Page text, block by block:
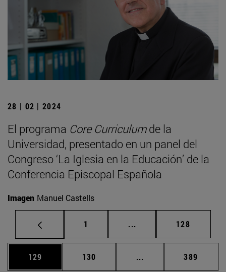
28 | 02 | 2024
El programa Core Curriculumde la
Universidad, presentado en un panel del
Congreso ‘La Iglesia en la Educación’ de la
Conferencia Episcopal Española
Imagen Manuel Castells
Página
1 ... Páginas intermedias
Página
128
Página
129 Página
130 ... Páginas intermedias
Página
389